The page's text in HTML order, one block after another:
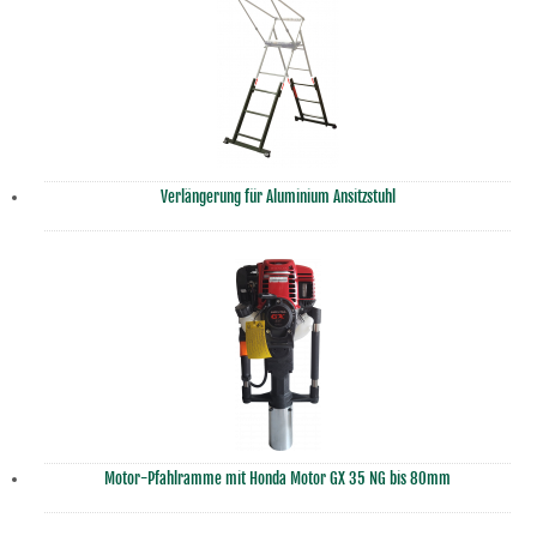
Verlängerung für Aluminium Ansitzstuhl
Motor-Pfahlramme mit Honda Motor GX 35 NG bis 80mm